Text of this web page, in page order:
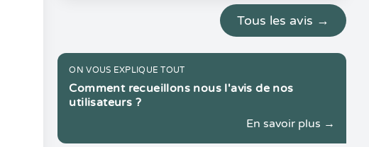
Tous les avis →
ON VOUS EXPLIQUE TOUT
Comment recueillons nous l'avis de nos
utilisateurs ?
En savoir plus →